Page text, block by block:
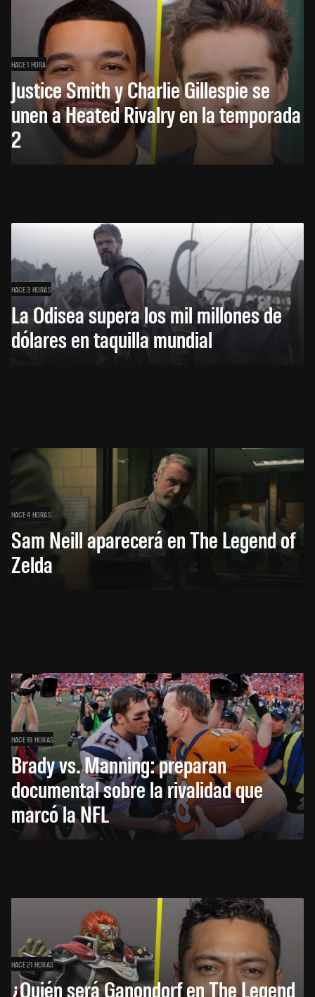
HACE 1 HORA
Justice Smith y Charlie Gillespie se
unen a Heated Rivalry en la temporada
2
HACE 3 HORAS
La Odisea supera los mil millones de
dólares en taquilla mundial
HACE 4 HORAS
Sam Neill aparecerá en The Legend of
Zelda
HACE 19 HORAS
Brady vs. Manning: preparan
documental sobre la rivalidad que
marcó la NFL
HACE 21 HORAS
¿Quién será Ganondorf en The Legend